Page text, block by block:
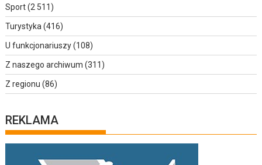
Sport(2 511)
Turystyka (416)
U funkcjonariuszy(108)
Z naszego archiwum (311)
Z regionu (86)
REKLAMA